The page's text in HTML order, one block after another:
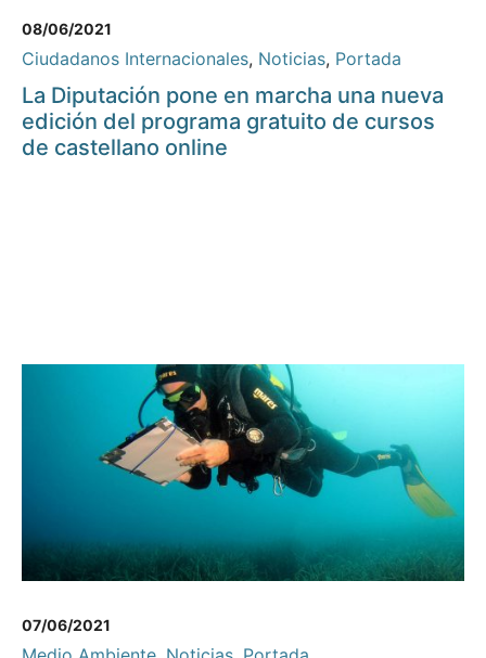
08/06/2021
Ciudadanos Internacionales, Noticias, Portada
La Diputación pone en marcha una nueva
edición del programa gratuito de cursos
de castellano online
07/06/2021